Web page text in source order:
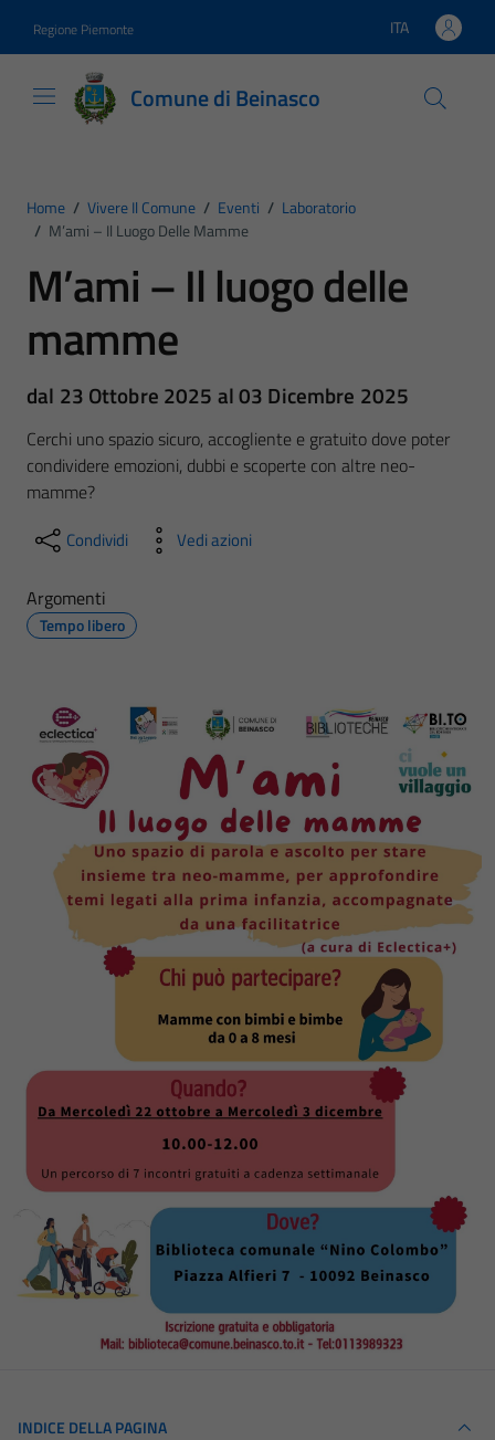
Regione Piemonte Lingua attiva:
ITA
Comune di Beinasco
Home / Vivere Il Comune / Eventi / Laboratorio
/ M’ami – Il Luogo Delle Mamme
M’ami – Il luogo delle
mamme
dal 23 Ottobre 2025 al 03 Dicembre 2025
Cerchi uno spazio sicuro, accogliente e gratuito dove poter
condividere emozioni, dubbi e scoperte con altre neo-
mamme?
Condividi Vedi azioni
Argomenti
Tempo libero
INDICE DELLA PAGINA